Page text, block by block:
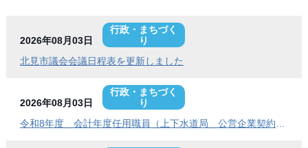
2026年08月03日
行政・まちづく
り
北見市議会会議日程表を更新しました
2026年08月03日
行政・まちづく
り